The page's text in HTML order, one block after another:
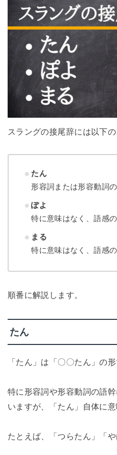
スラングの接尾辞には以下
たん
形容詞または形容動詞
ぽよ
特に意味はなく、語感
まる
特に意味はなく、語感
順番に解説します。
たん
「たん」は「〇〇たん」の
特に形容詞や形容動詞の語
いますが、「たん」自体に意
たとえば、「つらたん」「